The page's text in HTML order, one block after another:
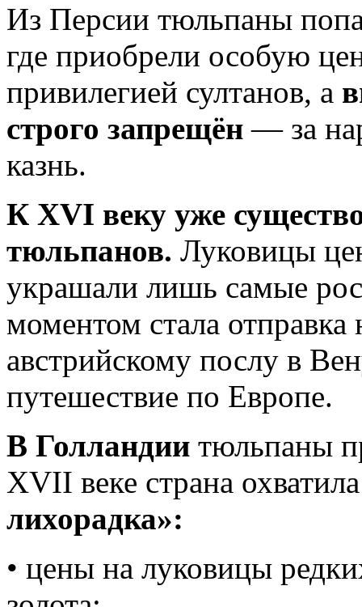
Из Персии тюльпаны
где приобрели особую
привилегией султанов, а
строго запрещён — за
казнь.
К XVI веку уже
тюльпанов. Луковицы
украшали лишь самые
моментом стала отправка
австрийскому послу в
путешествие по Европе.
В Голландии тюльпаны
XVII веке страна
лихорадка»:
• цены на луковицы